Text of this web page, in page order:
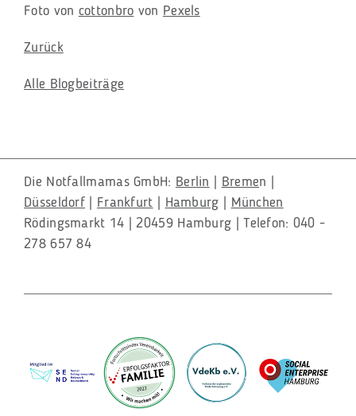
Foto von cottonbro von Pexels
Zurück
Alle Blogbeiträge
Die Notfallmamas GmbH: Berlin | Bremen |
Düsseldorf | Frankfurt | Hamburg | München
Rödingsmarkt 14 | 20459 Hamburg | Telefon: 040 -
278 657 84